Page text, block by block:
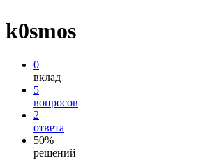
k0smos
0
вклад
5
вопросов
2
ответа
50%
решений